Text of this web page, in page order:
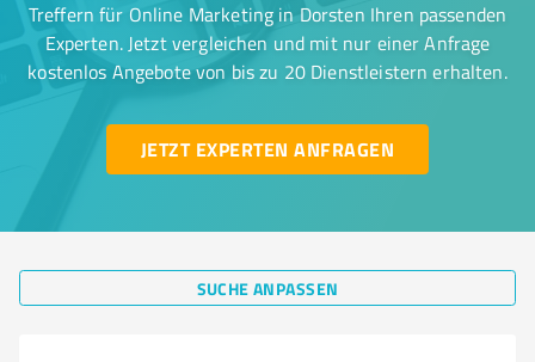
Treffern für Online Marketing in Dorsten Ihren passenden
Experten. Jetzt vergleichen und mit nur einer Anfrage
kostenlos Angebote von bis zu 20 Dienstleistern erhalten.
JETZT EXPERTEN ANFRAGEN
SUCHE ANPASSEN